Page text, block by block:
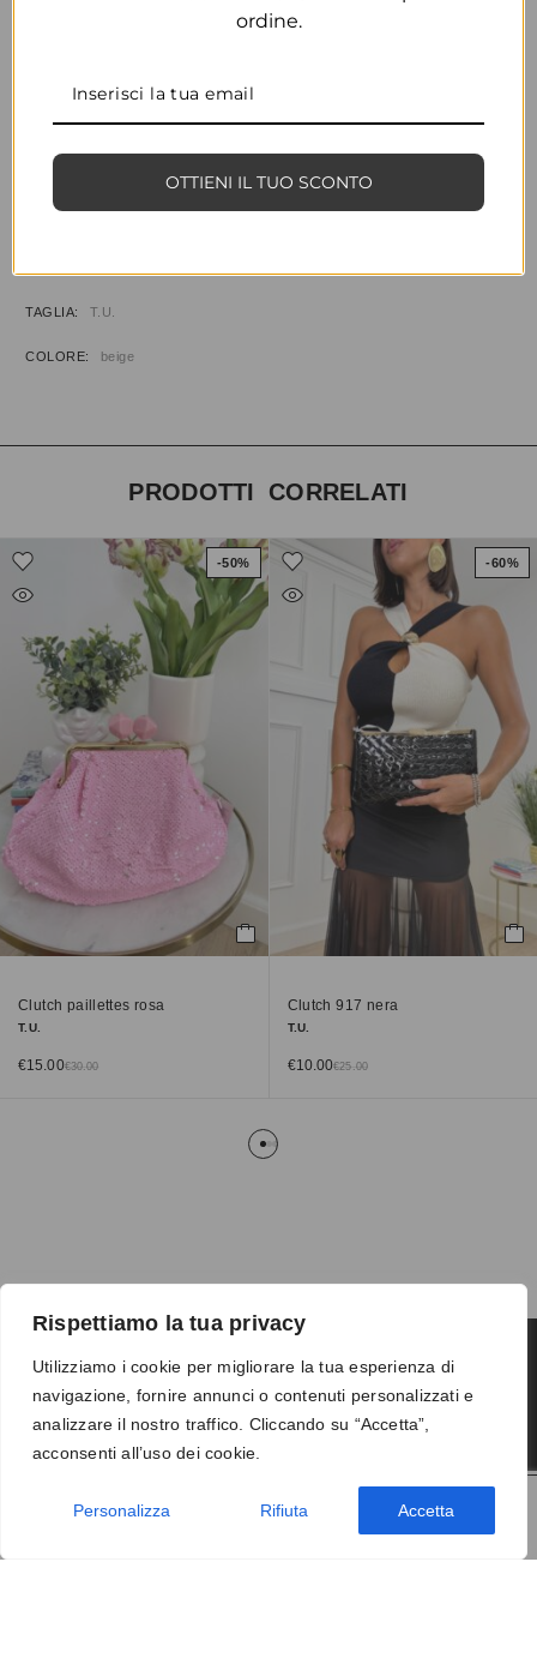
Rispettiamo la tua privacy
Utilizziamo i cookie per migliorare la tua esperienza di
navigazione, fornire annunci o contenuti personalizzati e
analizzare il nostro traffico. Cliccando su “Accetta”,
acconsenti all’uso dei cookie.
Personalizza Rifiuta Accetta
AGGIUNGI AL CARRELLO
TAGLIA T.U.
COLORE beige
PRODOTTI CORRELATI
-50%
Clutch paillettes rosa
T.U.
€30.00
€15.00
-60%
Clutch 917 nera
T.U.
€ 25.00
€10.00
Termini e condizioni-Privacy-Reso
ordine.
OTTIENI IL TUO SCONTO